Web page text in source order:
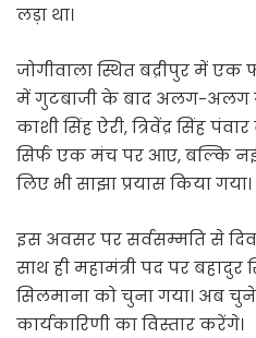
लड़ा था।
जोगीवाला स्थित बद्रीपुर में
में गुटबाजी के बाद अलग-अलग
काशी सिंह ऐरी, त्रिवेंद्र सिंह
सिर्फ एक मंच पर आए, बल्कि
लिए भी साझा प्रयास किया गया।
इस अवसर पर सर्वसम्मति से
साथ ही महामंत्री पद पर
सिलमाना को चुना गया। अब
कार्यकारिणी का विस्तार करेंगे।